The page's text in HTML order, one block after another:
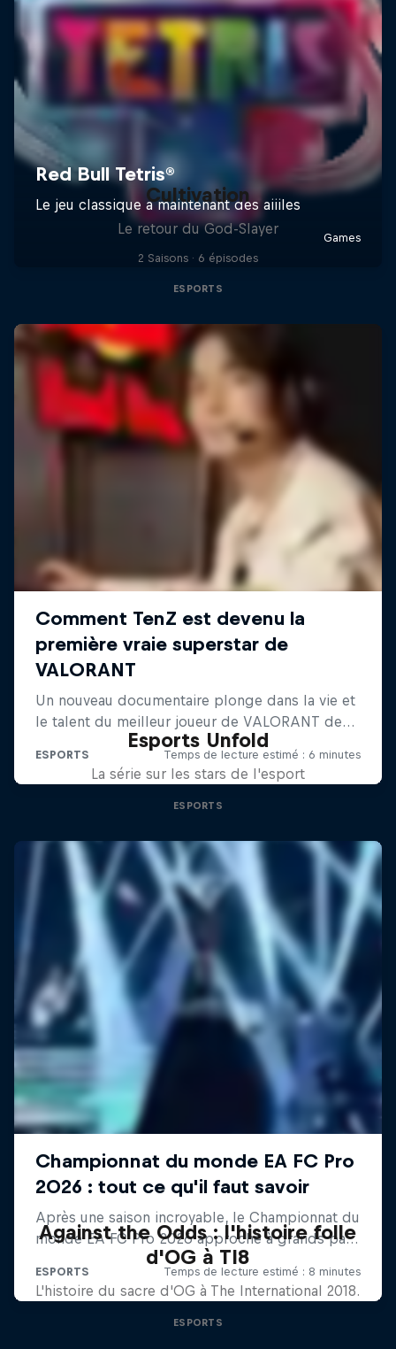
Cultivation
Le retour du God-Slayer
2 Saisons · 6 épisodes
ESPORTS
Esports Unfold
La série sur les stars de l'esport
ESPORTS
Against the Odds : l'histoire folle
d'OG à TI8
L'histoire du sacre d'OG à The International 2018.
ESPORTS